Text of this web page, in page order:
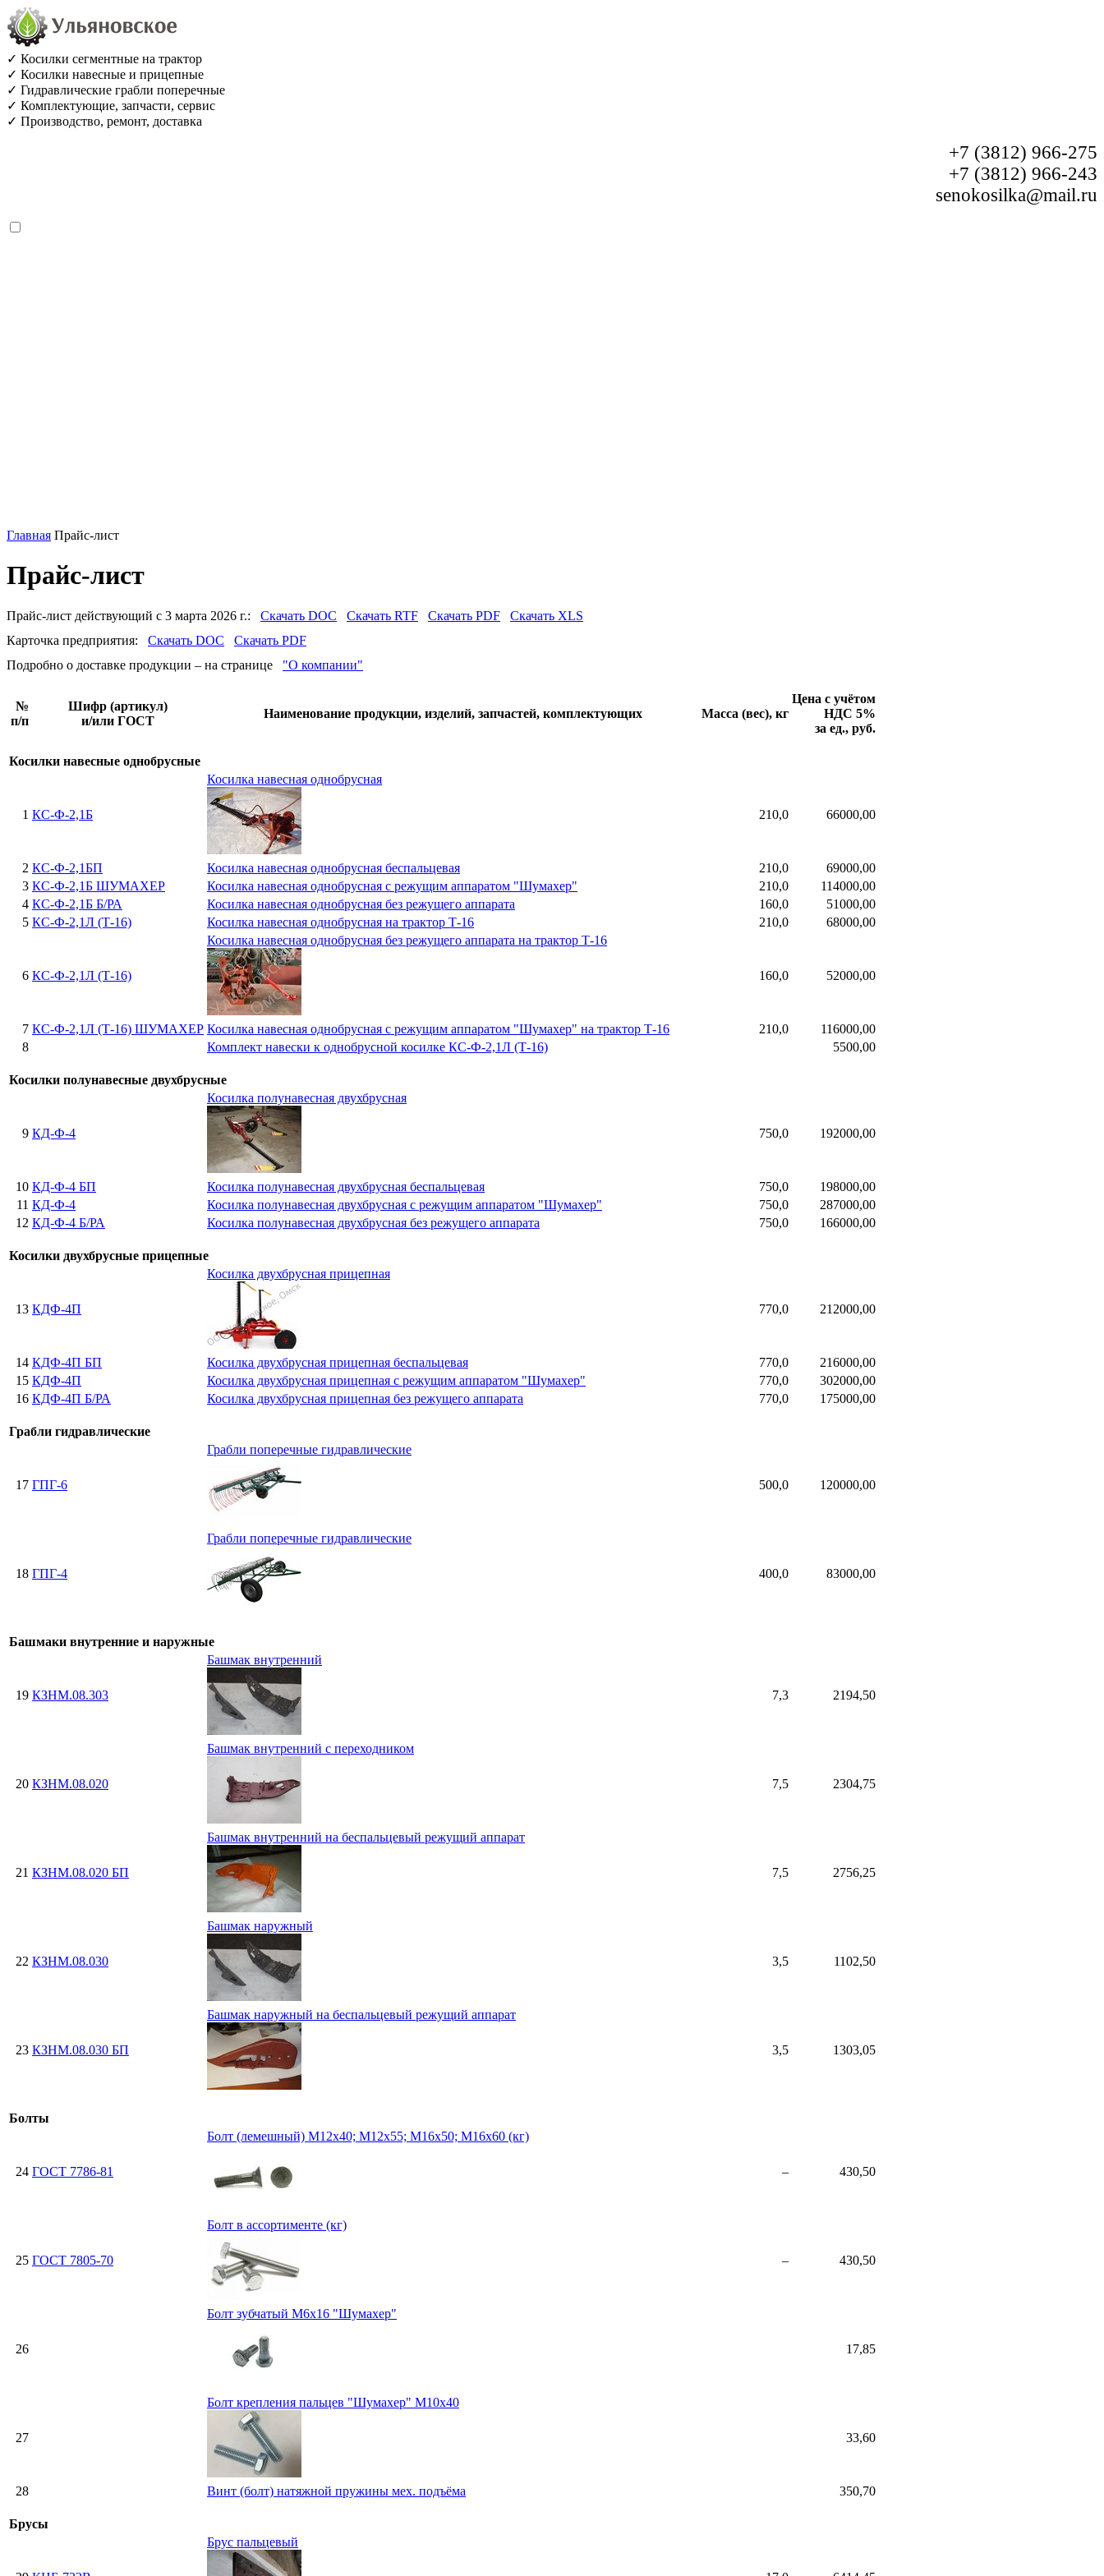
✓ Косилки сегментные на трактор
✓ Косилки навесные и прицепные
✓ Гидравлические грабли поперечные
✓ Комплектующие, запчасти, сервис
✓ Производство, ремонт, доставка
+7 (3812) 966-275
+7 (3812) 966-243
senokosilka@mail.ru
Главная Прайс-лист
Прайс-лист
Прайс-лист действующий с 3 марта 2026 г.: Скачать DOC Скачать RTF Скачать PDF
Скачать XLS
Карточка предприятия: Скачать DOC
Скачать PDF
Подробно о доставке продукции – на странице "О компании"
№
п/п
Шифр (артикул)
и/или ГОСТ
Наименование продукции, изделий, запчастей, комплектующих Масса (вес), кг
Цена с учётом
НДС 5%
за ед., руб.
Косилки навесные однобрусные
1 КС-Ф-2,1Б
Косилка навесная однобрусная
210,0 66000,00
2 КС-Ф-2,1БП Косилка навесная однобрусная беспальцевая 210,0
69000,00
3 КС-Ф-2,1Б ШУМАХЕР Косилка навесная однобрусная с режущим аппаратом "Шумахер" 210,0
114000,00
4 КС-Ф-2,1Б Б/РА Косилка навесная однобрусная без режущего аппарата 160,0
51000,00
5 КС-Ф-2,1Л (Т-16) Косилка навесная однобрусная на трактор Т-16 210,0 68000,00
6 КС-Ф-2,1Л (Т-16)
Косилка навесная однобрусная без режущего аппарата на трактор Т-16
160,0 52000,00
7 КС-Ф-2,1Л (Т-16) ШУМАХЕР Косилка навесная однобрусная с режущим аппаратом "Шумахер" на трактор Т-16 210,0
116000,00
8
Комплект навески к однобрусной косилке КС-Ф-2,1Л (Т-16) 5500,00
Косилки полунавесные двухбрусные
9 КД-Ф-4
Косилка полунавесная двухбрусная
750,0 192000,00
10 КД-Ф-4 БП Косилка полунавесная двухбрусная беспальцевая 750,0
198000,00
11 КД-Ф-4 Косилка полунавесная двухбрусная с режущим аппаратом "Шумахер" 750,0
287000,00
12 КД-Ф-4 Б/РА Косилка полунавесная двухбрусная без режущего аппарата 750,0 166000,00
Косилки двухбрусные прицепные
13 КДФ-4П
Косилка двухбрусная прицепная
770,0 212000,00
14 КДФ-4П БП Косилка двухбрусная прицепная беспальцевая 770,0
216000,00
15 КДФ-4П Косилка двухбрусная прицепная с режущим аппаратом "Шумахер" 770,0
302000,00
16 КДФ-4П Б/РА Косилка двухбрусная прицепная без режущего аппарата 770,0 175000,00
Грабли гидравлические
17 ГПГ-6
Грабли поперечные гидравлические
500,0 120000,00
18 ГПГ-4
Грабли поперечные гидравлические
400,0 83000,00
Башмаки внутренние и наружные
19 КЗНМ.08.303
Башмак внутренний
7,3 2194,50
20 КЗНМ.08.020
Башмак внутренний с переходником
7,5 2304,75
21 КЗНМ.08.020 БП
Башмак внутренний на беспальцевый режущий аппарат
7,5 2756,25
22 КЗНМ.08.030
Башмак наружный
3,5 1102,50
23 КЗНМ.08.030 БП
Башмак наружный на беспальцевый режущий аппарат
3,5 1303,05
Болты
24 ГОСТ 7786-81
Болт (лемешный) М12х40; М12х55; М16х50; М16х60 (кг)
– 430,50
25 ГОСТ 7805-70
Болт в ассортименте (кг)
– 430,50
26
Болт зубчатый М6х16 "Шумахер"
17,85
27
Болт крепления пальцев "Шумахер" М10x40
33,60
28 Винт (болт) натяжной пружины мех. подъёма 350,70
Брусы
Брус пальцевый